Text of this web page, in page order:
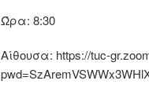
Ώρα: 8:30
Αίθουσα: https://tuc-